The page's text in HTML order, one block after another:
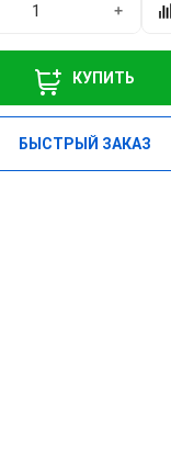
+
КУПИТЬ
БЫСТРЫЙ ЗАКАЗ